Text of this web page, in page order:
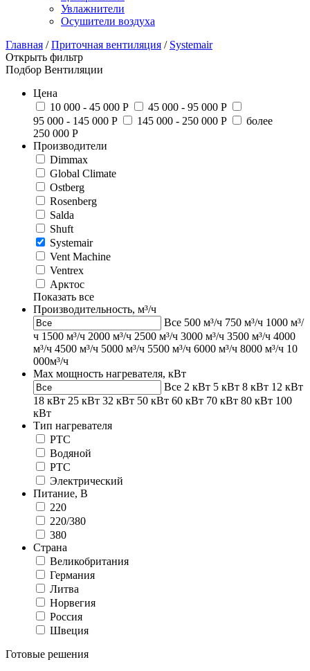
Увлажнители
Осушители воздуха
Главная /Приточная вентиляция / Systemair
Открыть фильтр
Подбор Вентиляции
Цена
10 000 - 45 000 Р
45 000 - 95 000 Р
95 000 - 145 000 Р
145 000 - 250 000 Р
более
250 000 Р
Производители
Dimmax
Global Climate
Ostberg
Rosenberg
Salda
Shuft
Systemair
Vent Machine
Ventrex
Арктос
Показать все
Производительность, м³/ч
Все 500 м³/ч 750 м³/ч 1000 м³/
ч 1500 м³/ч 2000 м³/ч 2500 м³/ч 3000 м³/ч 3500 м³/ч 4000
м³/ч 4500 м³/ч 5000 м³/ч 5500 м³/ч 6000 м³/ч 8000 м³/ч 10
000м³/ч
Max мощность нагревателя, кВт
Все 2 кВт 5 кВт 8 кВт 12 кВт
18 кВт 25 кВт 32 кВт 50 кВт 60 кВт 70 кВт 80 кВт 100
кВт
Тип нагревателя
PTC
Водяной
РТС
Электрический
Питание, В
220
220/380
380
Страна
Великобритания
Германия
Литва
Норвегия
Россия
Швеция
Готовые решения